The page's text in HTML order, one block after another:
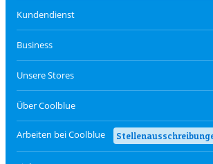
Kundendienst
Business
Unsere Stores
Über Coolblue
Arbeiten bei Coolblue